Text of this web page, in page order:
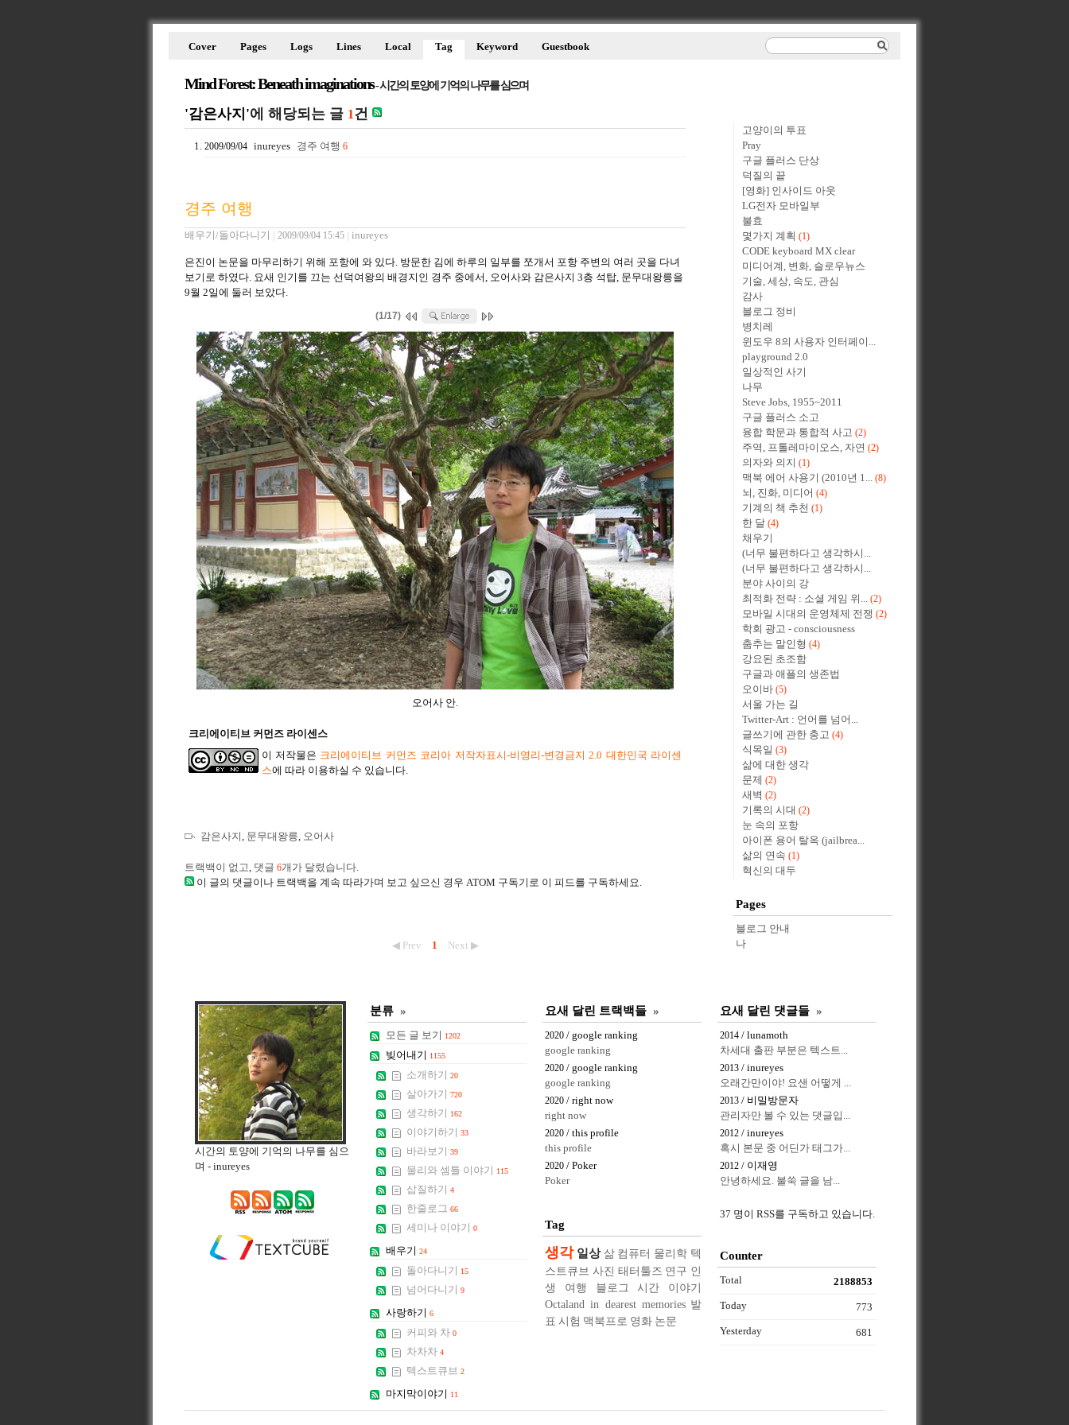
Mind Forest: Beneath imaginations- 시간의 토양에 기억의 나무를 심으며
Cover Pages Logs Lines Local Tag Keyword Guestbook
'감은사지'에 해당되는 글 1건
2009/09/04 inureyes 경주 여행 6
경주 여행
배우기/돌아다니기 2009/09/04 15:45 inureyes
은진이 논문을 마무리하기 위해 포항에 와 있다. 방문한 김에 하루의 일부를 쪼개서 포항 주변의 여러 곳을 다녀
보기로 하였다. 요새 인기를 끄는 선덕여왕의 배경지인 경주 중에서, 오어사와 감은사지 3층 석탑, 문무대왕릉을
9월 2일에 둘러 보았다.
(1/17)
오어사 안.
크리에이티브 커먼즈 라이센스
이 저작물은 크리에이티브 커먼즈 코리아 저작자표시-비영리-변경금지 2.0 대한민국 라이센
스에 따라 이용하실 수 있습니다.
감은사지 , 문무대왕릉, 오어사
트랙백이 없고, 댓글 6개가 달렸습니다.
이 글의 댓글이나 트랙백을 계속 따라가며 보고 싶으신 경우 ATOM 구독기로 이 피드를 구독하세요.
◀ Prev 1 Next ▶
고양이의 투표
Pray
구글 플러스 단상
덕질의 끝
[영화] 인사이드 아웃
LG전자 모바일부
불효
몇가지 계획 (1)
CODE keyboard MX clear
미디어계, 변화, 슬로우뉴스
기술, 세상, 속도, 관심
감사
블로그 정비
병치레
윈도우 8의 사용자 인터페이...
playground 2.0
일상적인 사기
나무
Steve Jobs, 1955~2011
구글 플러스 소고
융합 학문과 통합적 사고 (2)
주역, 프톨레마이오스, 자연 (2)
의자와 의지 (1)
맥북 에어 사용기 (2010년 1... (8)
뇌, 진화, 미디어 (4)
기계의 책 추천 (1)
한 달 (4)
채우기
(너무 불편하다고 생각하시...
(너무 불편하다고 생각하시...
분야 사이의 강
최적화 전략 : 소셜 게임 위... (2)
모바일 시대의 운영체제 전쟁 (2)
학회 광고 - consciousness
춤추는 말인형 (4)
강요된 초조함
구글과 애플의 생존법
오이바 (5)
서울 가는 길
Twitter-Art : 언어를 넘어...
글쓰기에 관한 충고 (4)
식목일 (3)
삶에 대한 생각
문제
(2)
새벽 (2)
기록의 시대 (2)
눈 속의 포항
아이폰 용어 탈옥 (jailbrea...
삶의 연속 (1)
혁신의 대두
Pages
블로그 안내
나
시간의 토양에 기억의 나무를 심으
며 - inureyes
분류 »
모든 글 보기 1202
빚어내기 1155
소개하기 20
살아가기 720
생각하기 162
이야기하기 33
바라보기 39
물리와 셈틀 이야기 115
삽질하기 4
한줄로그 66
세미나 이야기 0
배우기 24
돌아다니기 15
넘어다니기 9
사랑하기 6
커피와 차 0
차차차 4
텍스트큐브 2
마지막이야기 11
요새 달린 트랙백들 »
2020 / google ranking
google ranking
2020 / google ranking
google ranking
2020 / right now
right now
2020 / this profile
this profile
2020 / Poker
Poker
요새 달린 댓글들 »
2014 / lunamoth
차세대 출판 부분은 텍스트...
2013 / inureyes
오래간만이야! 요샌 어떻게 ...
2013 / 비밀방문자
관리자만 볼 수 있는 댓글입...
2012 / inureyes
혹시 본문 중 어딘가 태그가...
2012 / 이재영
안녕하세요. 불쑥 글을 남...
Tag
생각 일상 삶 컴퓨터 물리학 텍
스트큐브 사진 태터툴즈 연구 인
생
여행 블로그 시간
이야기
Octaland in dearest memories 발
표 시험 맥북프로 영화 논문
37 명이 RSS를 구독하고 있습니다.
Counter
Total 2188853
Today 773
Yesterday 681